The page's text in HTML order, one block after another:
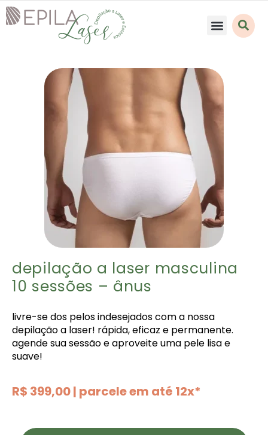
depilação a laser masculina
10 sessões – ânus
livre-se dos pelos indesejados com a nossa
depilação a laser! rápida, eficaz e permanente.
agende sua sessão e aproveite uma pele lisa e
suave!
R$ 399,00 | parcele em até 12x*